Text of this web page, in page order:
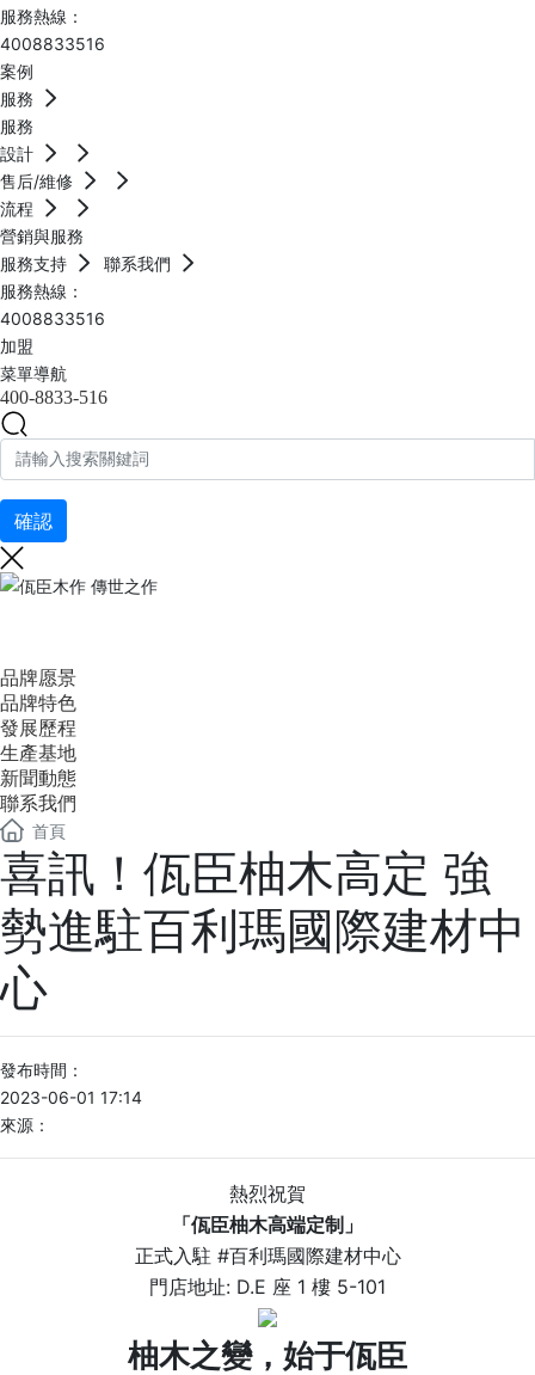
服務熱線：
4008833516
案例
服務
服務
設計
售后/維修
流程
營銷與服務
服務支持
聯系我們
服務熱線：
4008833516
加盟
菜單導航
400-8833-516
確認
品牌愿景
品牌特色
發展歷程
生產基地
新聞動態
聯系我們
首頁
喜訊！佤臣柚木高定 強
勢進駐百利瑪國際建材中
心
發布時間：
2023-06-01 17:14
來源：
熱烈祝賀
「佤臣柚木高端定制」
正式入駐 #百利瑪國際建材中心
門店地址: D.E 座 1 樓 5-101
柚木之變，始于佤臣